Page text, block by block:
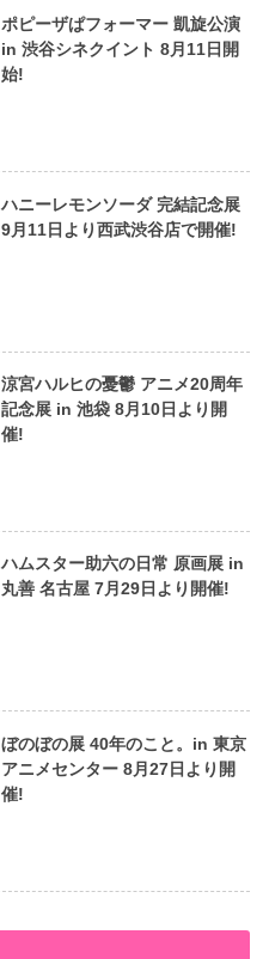
ポピーザぱフォーマー 凱旋公演
in 渋谷シネクイント 8月11日開
始!
ハニーレモンソーダ 完結記念展
9月11日より西武渋谷店で開催!
涼宮ハルヒの憂鬱 アニメ20周年
記念展 in 池袋 8月10日より開
催!
ハムスター助六の日常 原画展 in
丸善 名古屋 7月29日より開催!
ぼのぼの展 40年のこと。in 東京
アニメセンター 8月27日より開
催!